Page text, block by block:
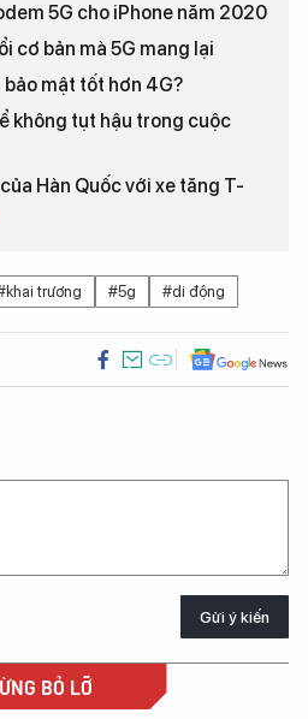
5G cho iPhone năm 2020
cơ bản mà 5G mang lại
bảo mật tốt hơn 4G?
không tụt hậu trong cuộc
Hàn Quốc với xe tăng T-
trương #5g #di động
Gửi ý kiến
BỎ LỠ